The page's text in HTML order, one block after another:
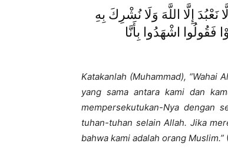
نَعْبُدَ إِلَّا اللَّهَ وَلَا نُشْرِكَ بِهِ
فَقُولُوا اشْهَدُوا بِأَنَّا
Katakanlah (Muhammad), “Wahai
yang sama antara kami dan
mempersekutukan-Nya dengan
tuhan-tuhan selain Allah. Jika
bahwa kami adalah orang Muslim.”